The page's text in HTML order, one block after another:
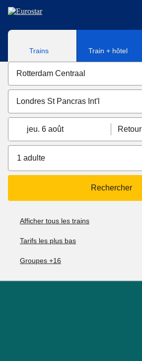
Aller au contenu principal
Trains Train + hôtel
jeu. 6 août Retour
1 adulte
Rechercher
Afficher tous les trains
Tarifs les plus bas
Groupes +16